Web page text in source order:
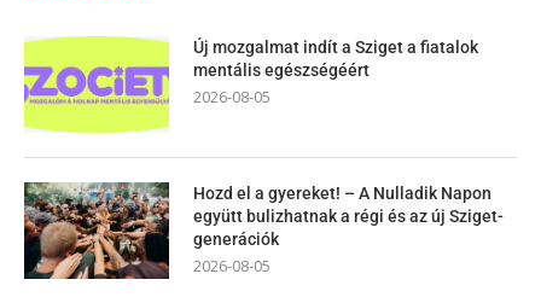
Új mozgalmat indít a Sziget a fiatalok
mentális egészségéért
2026-08-05
Hozd el a gyereket! – A Nulladik Napon
együtt bulizhatnak a régi és az új Sziget-
generációk
2026-08-05